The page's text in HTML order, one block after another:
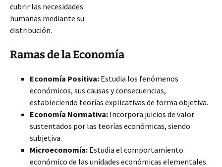
cubrir las necesidades
humanas mediante su
distribución.
Ramas de la Economía
Economía Positiva: Estudia los fenómenos
económicos, sus causas y consecuencias,
estableciendo teorías explicativas de forma objetiva.
Economía Normativa: Incorpora juicios de valor
sustentados por las teorías económicas, siendo
subjetiva.
Microeconomía: Estudia el comportamiento
económico de las unidades económicas elementales.